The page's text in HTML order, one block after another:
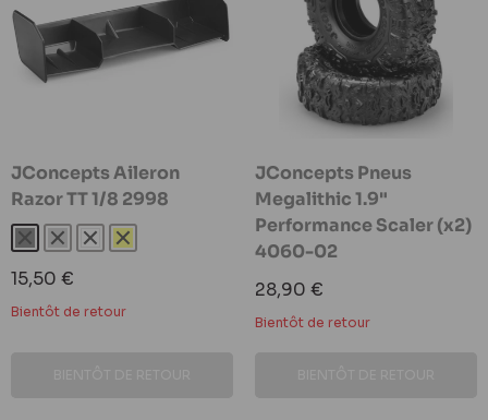
JConcepts Aileron
Razor TT 1/8 2998
Noir Gris BlancJaune
Prix
réduit
15,50 €
Bientôt de retour
JConcepts Pneus
Megalithic 1.9"
Performance Scaler (x2)
4060-02
Prix
réduit
28,90 €
Bientôt de retour